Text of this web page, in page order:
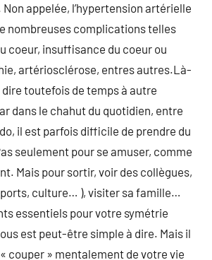
appelée, l’hypertension artérielle
nombreuses complications telles
coeur, insuffisance du coeur ou
artériosclérose, entres autres.Là-
dire toutefois de temps à autre
dans le chahut du quotidien, entre
il est parfois difficile de prendre du
seulement pour se amuser, comme
Mais pour sortir, voir des collègues,
culture… ), visiter sa famille…
essentiels pour votre symétrie
est peut-être simple à dire. Mais il
couper » mentalement de votre vie